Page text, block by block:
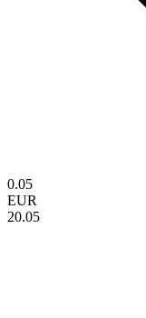
0.05
EUR
20.05